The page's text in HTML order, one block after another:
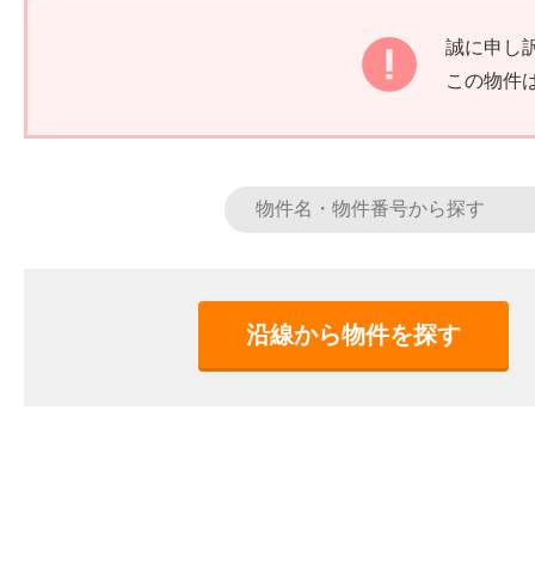
誠に申し
この物件
沿線から物件を探す